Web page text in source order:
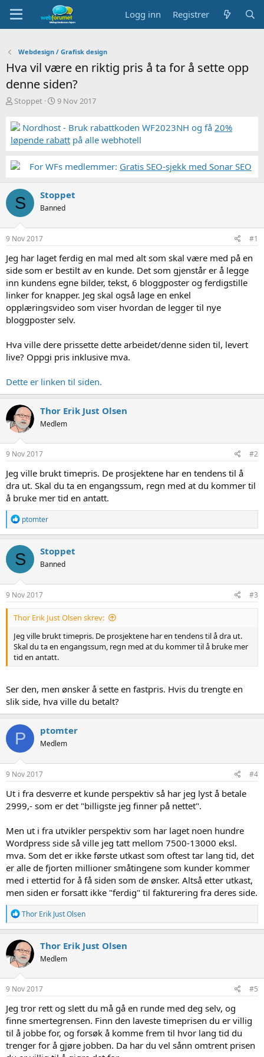
Logg inn Registrer
Webdesign / Grafisk design
Hva vil være en riktig pris å ta for å sette opp
denne siden?
T
å
d
s
a
e
r
Stoppet
S
r
t
a
9 Nov 2017
Nordhost - Bruk rabattkoden WF2023NH og få 20%
løpende rabatt på alle webhotell
For WFs medlemmer: Gratis SEO-sjekk med Sonar SEO
S Stoppet
Banned
9 Nov 2017 #1
Jeg har laget ferdig en mal med alt som skal være med på en
side som er bestilt av en kunde. Det som gjenstår er å legge
inn kundens egne bilder, tekst, 6 bloggposter og ferdigstille
linker for knapper. Jeg skal også lage en enkel
opplæringsvideo som viser hvordan de legger til nye
bloggposter selv.
Hva ville dere prissette dette arbeidet/denne siden til, levert
live? Oppgi pris inklusive mva.
Dette er linken til siden.
Thor Erik Just Olsen
Medlem
9 Nov 2017 #2
Jeg ville brukt timepris. De prosjektene har en tendens til å
dra ut. Skal du ta en engangssum, regn med at du kommer til
å bruke mer tid en antatt.
R
e
a
k
s
j
o
n
e
ptomter
S Stoppet
Banned
9 Nov 2017 #3
Thor Erik Just Olsen skrev:
Jeg ville brukt timepris. De prosjektene har en tendens til å dra ut.
Skal du ta en engangssum, regn med at du kommer til å bruke mer
tid en antatt.
Ser den, men ønsker å sette en fastpris. Hvis du trengte en
slik side, hva ville du betalt?
P ptomter
Medlem
9 Nov 2017 #4
Ut i fra desverre et kunde perspektiv så har jeg lyst å betale
2999,- som er det "billigste jeg finner på nettet".
Men ut i fra utvikler perspektiv som har laget noen hundre
Wordpress side så ville jeg tatt mellom 7500-13000 eksl.
mva. Som det er ikke første utkast som oftest tar lang tid, det
er alle de fjorten millioner småtingene som kunder kommer
med i ettertid for å få siden som de ønsker. Altså etter utkast,
men siden er forsatt ikke "ferdig" til fakturering fra deres side.
R
e
a
k
s
j
o
n
e
:
Thor Erik Just Olsen
Thor Erik Just Olsen
Medlem
9 Nov 2017 #5
Jeg tror rett og slett du må gå en runde med deg selv, og
finne smertegrensen. Finn den laveste timeprisen du er villig
til å jobbe for, og forsøk å komme frem til hvor lang tid du
trenger for å gjøre jobben. Da har du vel sånn omtrent prisen